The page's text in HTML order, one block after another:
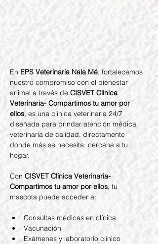
En EPS Veterinaria Nala Mé, fortalecemos
nuestro compromiso con el bienestar
animal a través de CISVET Clínica
Veterinaria- Compartimos tu amor por
ellos, es una clínica veterinaria 24/7
diseñada para brindar atención médica
veterinaria de calidad, directamente
donde más se necesita: cercana a tu
hogar.
Con CISVET Clínica Veterinaria-
Compartimos tu amor por ellos, tu
mascota puede acceder a:
Consultas médicas en clínica.
Vacunación
Exámenes y laboratorio clínico